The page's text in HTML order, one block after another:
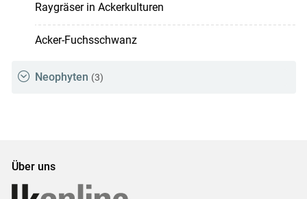
Raygräser in Ackerkulturen
Acker-Fuchsschwanz
Neophyten (3)
Über uns